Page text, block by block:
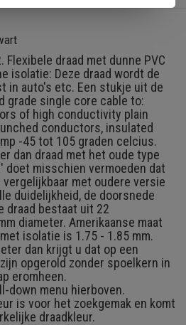
Flexibele draad met dunne PVC
isolatie: Deze draad wordt de
in auto's etc. Een stukje uit de
grade single core cable to:
of high conductivity plain
conductors, insulated
-45 tot 105 graden celcius.
dan draad met het oude type
doet misschien vermoeden dat
met oudere versie
duidelijkheid, de doorsnede
draad bestaat uit 22
diameter. Amerikaanse maat
isolatie is 1.75 - 1.85 mm.
dan krijgt u dat op een
opgerold zonder spoelkern in
eromheen.
down menu hierboven.
is voor het zoekgemak en komt
draadkleur.